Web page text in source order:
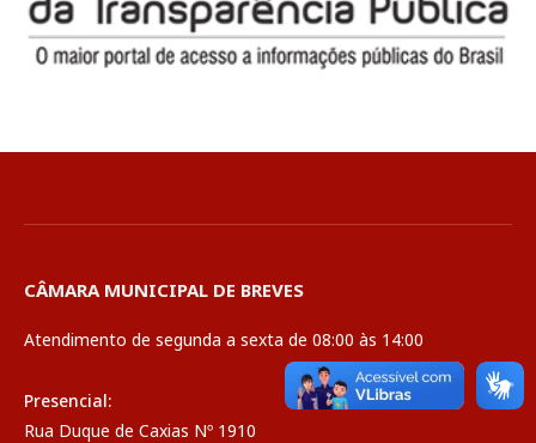
CÂMARA MUNICIPAL DE BREVES
Atendimento de segunda a sexta de 08:00 às 14:00
Presencial:
Rua Duque de Caxias Nº 1910